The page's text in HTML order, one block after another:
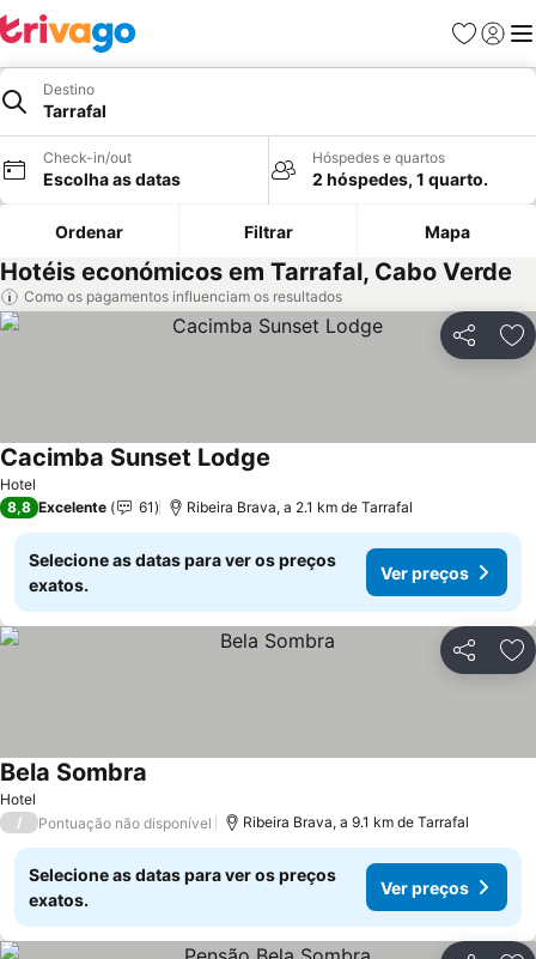
Favoritos
Iniciar
Destino
Tarrafal
Check-in/out
Escolha as datas
Hóspedes e quartos
2 hóspedes, 1 quarto.
Ordenar Filtrar Mapa
Hotéis económicos em Tarrafal, Cabo Verde
Como os pagamentos influenciam os resultados
Partilhar
Hotel
Cacimba Sunset Lodge
8,8 Excelente 61 Ribeira Brava, a 2.1 km de Tarrafal
Selecione as datas para ver os preços
exatos.
Ver preços
Partilhar
Hotel
Bela Sombra
/ Pontuação não disponível Ribeira Brava, a 9.1 km de Tarrafal
Selecione as datas para ver os preços
exatos.
Ver preços